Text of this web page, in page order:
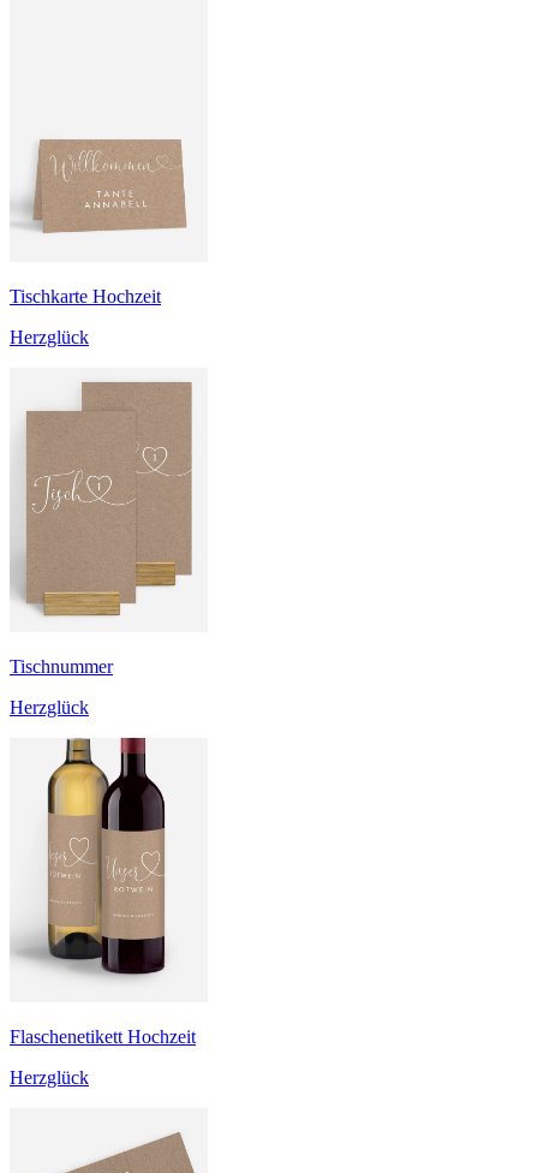
Tischkarte Hochzeit
Herzglück
Tischnummer
Herzglück
Flaschenetikett Hochzeit
Herzglück